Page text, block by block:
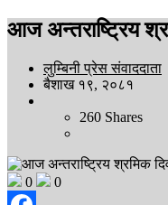
आज अन्तराष्ट्रिय
लुम्बिनी प्रेस संवाददाता
बैशाख १९, २०८१
260 Shares
0 0